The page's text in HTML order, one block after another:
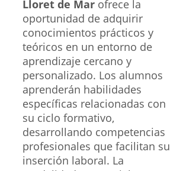
Lloret de Mar ofrece la
oportunidad de adquirir
conocimientos prácticos y
teóricos en un entorno de
aprendizaje cercano y
personalizado. Los alumnos
aprenderán habilidades
específicas relacionadas con
su ciclo formativo,
desarrollando competencias
profesionales que facilitan su
inserción laboral. La